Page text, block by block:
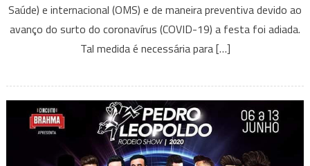
Mendonça
em
Saúde) e internacional (OMS) e de maneira preventiva devido ao
avanço do surto do coronavírus (COVID-19) a festa foi adiada.
Tal medida é necessária para […]